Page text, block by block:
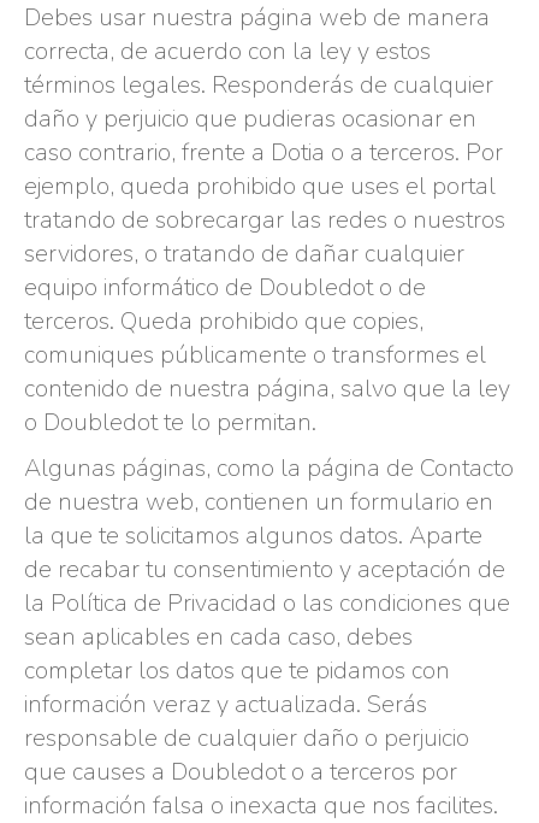
Debes usar nuestra página web de manera
correcta, de acuerdo con la ley y estos
términos legales. Responderás de cualquier
daño y perjuicio que pudieras ocasionar en
caso contrario, frente a Dotia o a terceros. Por
ejemplo, queda prohibido que uses el portal
tratando de sobrecargar las redes o nuestros
servidores, o tratando de dañar cualquier
equipo informático de Doubledot o de
terceros. Queda prohibido que copies,
comuniques públicamente o transformes el
contenido de nuestra página, salvo que la ley
o Doubledot te lo permitan.
Algunas páginas, como la página de Contacto
de nuestra web, contienen un formulario en
la que te solicitamos algunos datos. Aparte
de recabar tu consentimiento y aceptación de
la Política de Privacidad o las condiciones que
sean aplicables en cada caso, debes
completar los datos que te pidamos con
información veraz y actualizada. Serás
responsable de cualquier daño o perjuicio
que causes a Doubledot o a terceros por
información falsa o inexacta que nos facilites.